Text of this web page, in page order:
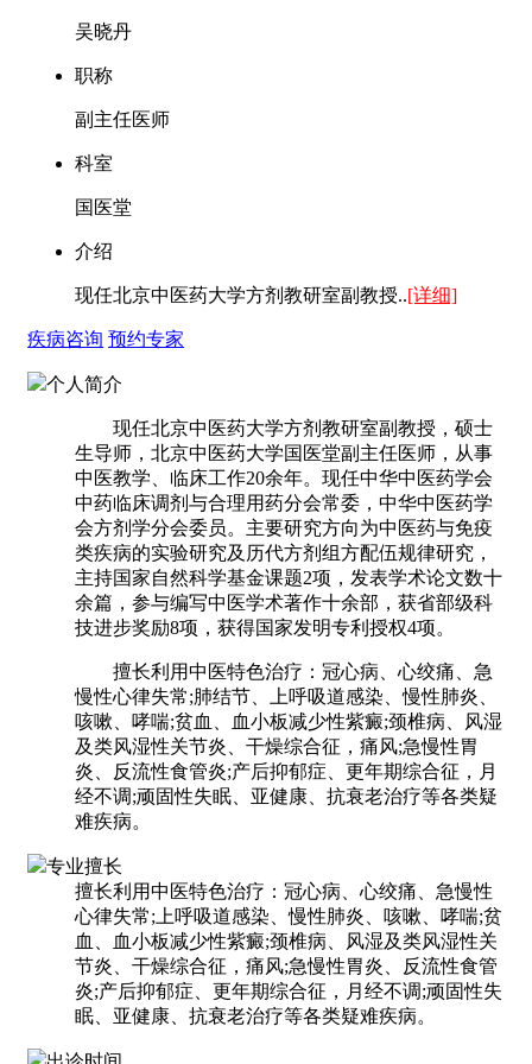
吴晓丹
职称
副主任医师
科室
国医堂
介绍
现任北京中医药大学方剂教研室副教授..[详细]
疾病咨询 预约专家
个人简介
现任北京中医药大学方剂教研室副教授，硕士
生导师，北京中医药大学国医堂副主任医师，从事
中医教学、临床工作20余年。现任中华中医药学会
中药临床调剂与合理用药分会常委，中华中医药学
会方剂学分会委员。主要研究方向为中医药与免疫
类疾病的实验研究及历代方剂组方配伍规律研究，
主持国家自然科学基金课题2项，发表学术论文数十
余篇，参与编写中医学术著作十余部，获省部级科
技进步奖励8项，获得国家发明专利授权4项。
擅长利用中医特色治疗：冠心病、心绞痛、急
慢性心律失常;肺结节、上呼吸道感染、慢性肺炎、
咳嗽、哮喘;贫血、血小板减少性紫癜;颈椎病、风湿
及类风湿性关节炎、干燥综合征，痛风;急慢性胃
炎、反流性食管炎;产后抑郁症、更年期综合征，月
经不调;顽固性失眠、亚健康、抗衰老治疗等各类疑
难疾病。
专业擅长
擅长利用中医特色治疗：冠心病、心绞痛、急慢性
心律失常;上呼吸道感染、慢性肺炎、咳嗽、哮喘;贫
血、血小板减少性紫癜;颈椎病、风湿及类风湿性关
节炎、干燥综合征，痛风;急慢性胃炎、反流性食管
炎;产后抑郁症、更年期综合征，月经不调;顽固性失
眠、亚健康、抗衰老治疗等各类疑难疾病。